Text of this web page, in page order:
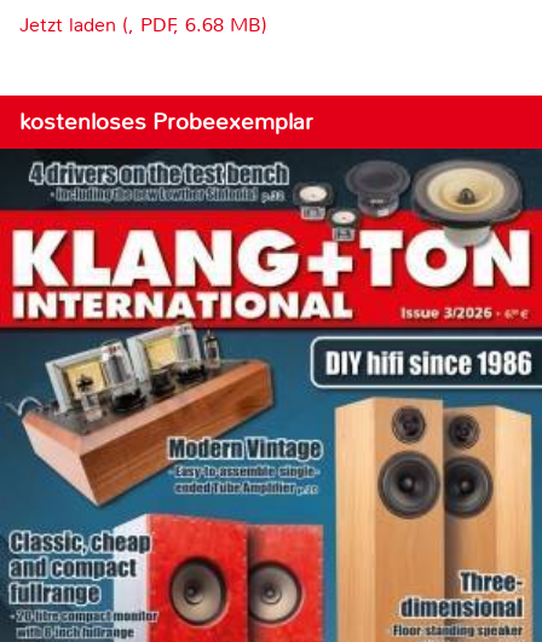
Jetzt laden (, PDF, 6.68 MB)
kostenloses Probeexemplar